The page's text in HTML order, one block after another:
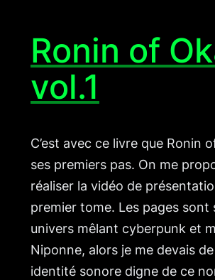
Ronin of
vol.1
C’est avec ce livre que Ronin
ses premiers pas. On me
réaliser la vidéo de
premier tome. Les pages sont
univers mêlant cyberpunk et
Niponne, alors je me devais
identité sonore digne de ce